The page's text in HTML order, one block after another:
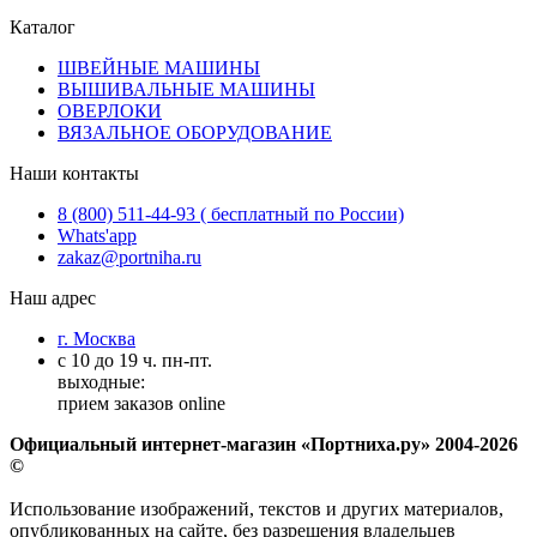
Каталог
ШВЕЙНЫЕ МАШИНЫ
ВЫШИВАЛЬНЫЕ МАШИНЫ
ОВЕРЛОКИ
ВЯЗАЛЬНОЕ ОБОРУДОВАНИЕ
Наши контакты
8 (800) 511-44-93 ( бесплатный по России)
Whats'app
zakaz@portniha.ru
Наш адрес
г. Москва
с 10 до 19 ч. пн-пт.
выходные:
прием заказов online
Официальный интернет-магазин «Портниха.ру» 2004-2026
©
Использование изображений, текстов и других материалов,
опубликованных на сайте, без разрешения владельцев